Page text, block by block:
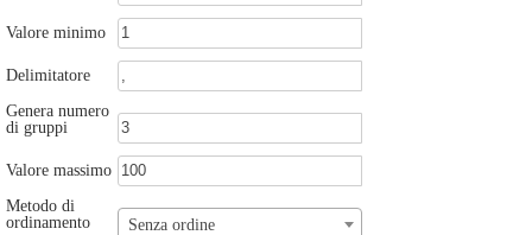
Valore minimo
Delimitatore
Genera numero
di gruppi
Valore massimo
Metodo di
ordinamento
Senza ordine